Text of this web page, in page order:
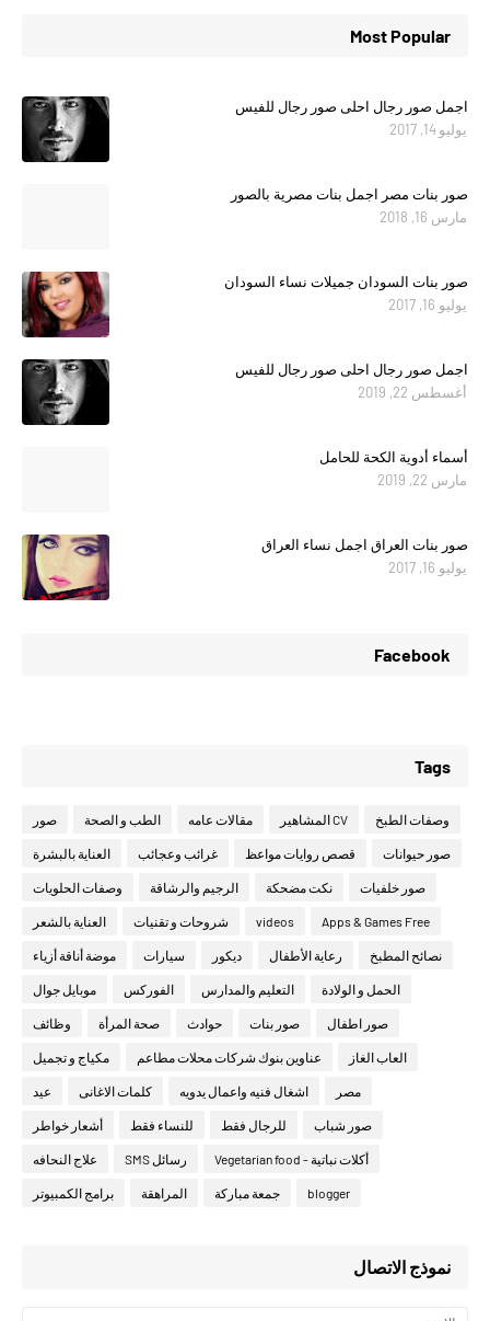
Most Popular
اجمل صور رجال احلى صور رجال للفيس
يوليو 14, 2017
صور بنات مصر اجمل بنات مصرية بالصور
مارس 16, 2018
صور بنات السودان جميلات نساء السودان
يوليو 16, 2017
اجمل صور رجال احلى صور رجال للفيس
أغسطس 22, 2019
أسماء أدوية الكحة للحامل
مارس 22, 2019
صور بنات العراق اجمل نساء العراق
يوليو 16, 2017
Facebook
Tags
صور الطب و الصحة مقالات عامه CV المشاهير وصفات الطبخ
العناية بالبشرة غرائب وعجائب قصص روايات مواعظ صور حيوانات
وصفات الحلويات الرجيم والرشاقة نكت مضحكة صور خلفيات
العناية بالشعر شروحات و تقنيات videos Apps & Games Free
موضة أناقة أزياء سيارات ديكور رعاية الأطفال نصائح المطبخ
موبايل جوال الفوركس التعليم والمدارس الحمل و الولادة
وظائف صحة المرأة حوادث صور بنات صور اطفال
مكياج و تجميل عناوين بنوك شركات محلات مطاعم العاب الغاز
عيد كلمات الاغانى اشغال فنيه واعمال يدويه مصر
أشعار خواطر للنساء فقط للرجال فقط صور شباب
علاج النحافه رسائل SMS أكلات نباتية - Vegetarian food
برامج الكمبيوتر المراهقة جمعة مباركة blogger
نموذج الاتصال